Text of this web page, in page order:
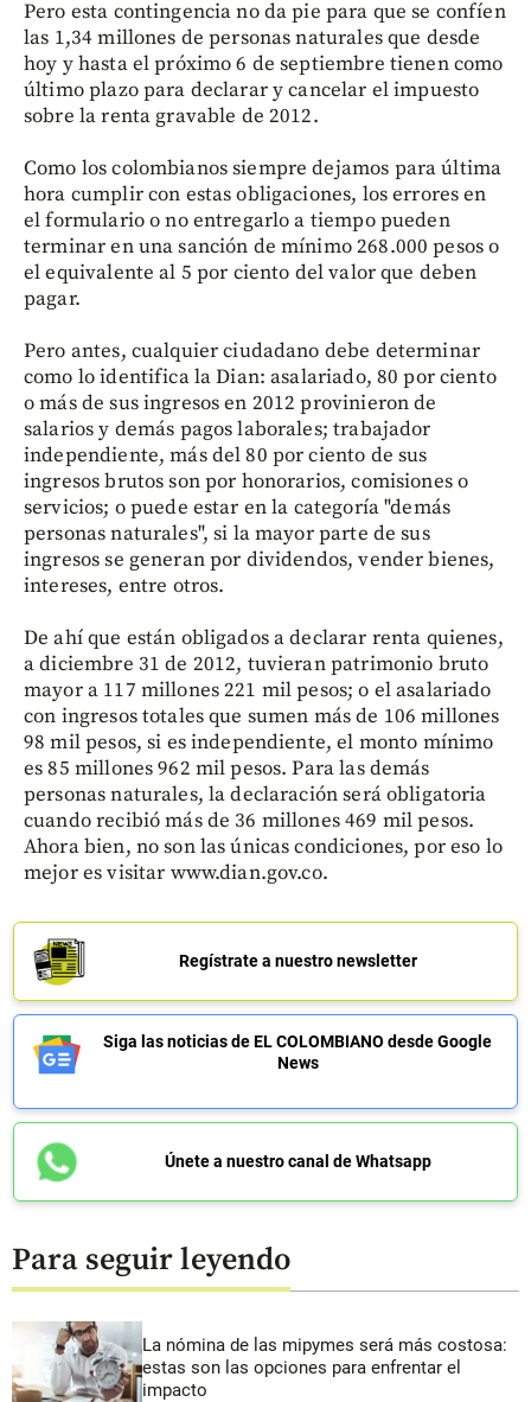
Pero esta contingencia no da pie para que se confíen
las 1,34 millones de personas naturales que desde
hoy y hasta el próximo 6 de septiembre tienen como
último plazo para declarar y cancelar el impuesto
sobre la renta gravable de 2012.
Como los colombianos siempre dejamos para última
hora cumplir con estas obligaciones, los errores en
el formulario o no entregarlo a tiempo pueden
terminar en una sanción de mínimo 268.000 pesos o
el equivalente al 5 por ciento del valor que deben
pagar.
Pero antes, cualquier ciudadano debe determinar
como lo identifica la Dian: asalariado, 80 por ciento
o más de sus ingresos en 2012 provinieron de
salarios y demás pagos laborales; trabajador
independiente, más del 80 por ciento de sus
ingresos brutos son por honorarios, comisiones o
servicios; o puede estar en la categoría "demás
personas naturales", si la mayor parte de sus
ingresos se generan por dividendos, vender bienes,
intereses, entre otros.
De ahí que están obligados a declarar renta quienes,
a diciembre 31 de 2012, tuvieran patrimonio bruto
mayor a 117 millones 221 mil pesos; o el asalariado
con ingresos totales que sumen más de 106 millones
98 mil pesos, si es independiente, el monto mínimo
es 85 millones 962 mil pesos. Para las demás
personas naturales, la declaración será obligatoria
cuando recibió más de 36 millones 469 mil pesos.
Ahora bien, no son las únicas condiciones, por eso lo
mejor es visitar www.dian.gov.co.
Regístrate a nuestro newsletter
Siga las noticias de EL COLOMBIANO desde Google
News
Únete a nuestro canal de Whatsapp
Para seguir leyendo
La nómina de las mipymes será más costosa:
estas son las opciones para enfrentar el
impacto